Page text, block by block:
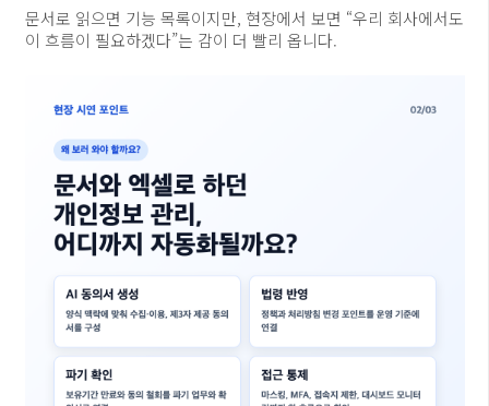
문서로 읽으면 기능 목록이지만, 현장에서 보면 “우리 회사에서도
이 흐름이 필요하겠다”는 감이 더 빨리 옵니다.